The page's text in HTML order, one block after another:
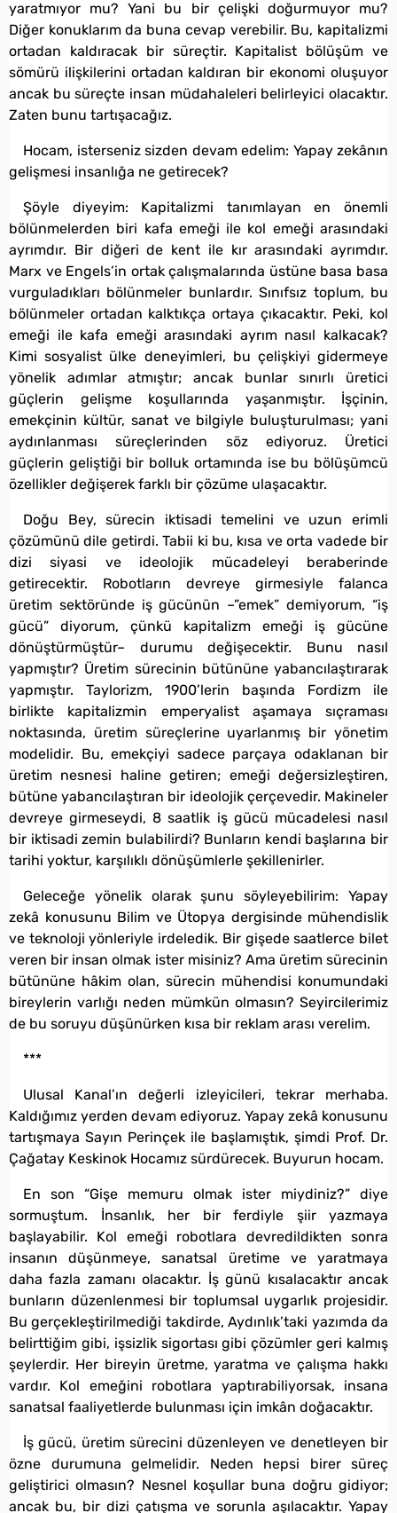
yaratmıyor mu? Yani bu bir çelişki doğurmuyor mu?
Diğer konuklarım da buna cevap verebilir. Bu, kapitalizmi
ortadan kaldıracak bir süreçtir. Kapitalist bölüşüm ve
sömürü ilişkilerini ortadan kaldıran bir ekonomi oluşuyor
ancak bu süreçte insan müdahaleleri belirleyici olacaktır.
Zaten bunu tartışacağız.
Hocam, isterseniz sizden devam edelim: Yapay zekânın
gelişmesi insanlığa ne getirecek?
Şöyle diyeyim: Kapitalizmi tanımlayan en önemli
bölünmelerden biri kafa emeği ile kol emeği arasındaki
ayrımdır. Bir diğeri de kent ile kır arasındaki ayrımdır.
Marx ve Engels’in ortak çalışmalarında üstüne basa basa
vurguladıkları bölünmeler bunlardır. Sınıfsız toplum, bu
bölünmeler ortadan kalktıkça ortaya çıkacaktır. Peki, kol
emeği ile kafa emeği arasındaki ayrım nasıl kalkacak?
Kimi sosyalist ülke deneyimleri, bu çelişkiyi gidermeye
yönelik adımlar atmıştır; ancak bunlar sınırlı üretici
güçlerin gelişme koşullarında yaşanmıştır. İşçinin,
emekçinin kültür, sanat ve bilgiyle buluşturulması; yani
aydınlanması süreçlerinden söz ediyoruz. Üretici
güçlerin geliştiği bir bolluk ortamında ise bu bölüşümcü
özellikler değişerek farklı bir çözüme ulaşacaktır.
Doğu Bey, sürecin iktisadi temelini ve uzun erimli
çözümünü dile getirdi. Tabii ki bu, kısa ve orta vadede bir
dizi siyasi ve ideolojik mücadeleyi beraberinde
getirecektir. Robotların devreye girmesiyle falanca
üretim sektöründe iş gücünün –”emek” demiyorum, “iş
gücü” diyorum, çünkü kapitalizm emeği iş gücüne
dönüştürmüştür– durumu değişecektir. Bunu nasıl
yapmıştır? Üretim sürecinin bütününe yabancılaştırarak
yapmıştır. Taylorizm, 1900’lerin başında Fordizm ile
birlikte kapitalizmin emperyalist aşamaya sıçraması
noktasında, üretim süreçlerine uyarlanmış bir yönetim
modelidir. Bu, emekçiyi sadece parçaya odaklanan bir
üretim nesnesi haline getiren; emeği değersizleştiren,
bütüne yabancılaştıran bir ideolojik çerçevedir. Makineler
devreye girmeseydi, 8 saatlik iş gücü mücadelesi nasıl
bir iktisadi zemin bulabilirdi? Bunların kendi başlarına bir
tarihi yoktur, karşılıklı dönüşümlerle şekillenirler.
Geleceğe yönelik olarak şunu söyleyebilirim: Yapay
zekâ konusunu Bilim ve Ütopya dergisinde mühendislik
ve teknoloji yönleriyle irdeledik. Bir gişede saatlerce bilet
veren bir insan olmak ister misiniz? Ama üretim sürecinin
bütününe hâkim olan, sürecin mühendisi konumundaki
bireylerin varlığı neden mümkün olmasın? Seyircilerimiz
de bu soruyu düşünürken kısa bir reklam arası verelim.
***
Ulusal Kanal’ın değerli izleyicileri, tekrar merhaba.
Kaldığımız yerden devam ediyoruz. Yapay zekâ konusunu
tartışmaya Sayın Perinçek ile başlamıştık, şimdi Prof. Dr.
Çağatay Keskinok Hocamız sürdürecek. Buyurun hocam.
En son “Gişe memuru olmak ister miydiniz?” diye
sormuştum. İnsanlık, her bir ferdiyle şiir yazmaya
başlayabilir. Kol emeği robotlara devredildikten sonra
insanın düşünmeye, sanatsal üretime ve yaratmaya
daha fazla zamanı olacaktır. İş günü kısalacaktır ancak
bunların düzenlenmesi bir toplumsal uygarlık projesidir.
Bu gerçekleştirilmediği takdirde, Aydınlık’taki yazımda da
belirttiğim gibi, işsizlik sigortası gibi çözümler geri kalmış
şeylerdir. Her bireyin üretme, yaratma ve çalışma hakkı
vardır. Kol emeğini robotlara yaptırabiliyorsak, insana
sanatsal faaliyetlerde bulunması için imkân doğacaktır.
İş gücü, üretim sürecini düzenleyen ve denetleyen bir
özne durumuna gelmelidir. Neden hepsi birer süreç
geliştirici olmasın? Nesnel koşullar buna doğru gidiyor;
ancak bu, bir dizi çatışma ve sorunla aşılacaktır. Yapay